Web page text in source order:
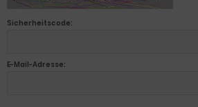
Sicherheitscode:
E-Mail-Adresse: